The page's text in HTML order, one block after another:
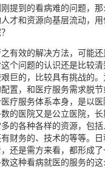
刚提到的看病难的问题，
才和资源向基层流动，
之有效的解决方法，可能
个问题的认识还是比较
巨的，比较具有挑战的
置，和医疗服务需求脱
疗服务体系本身，是以
的医院又是公立医院，
的各种各样的资源，包
财务的、技术的等等。
还是需方来看，都形成
这种看病就医的服务的这